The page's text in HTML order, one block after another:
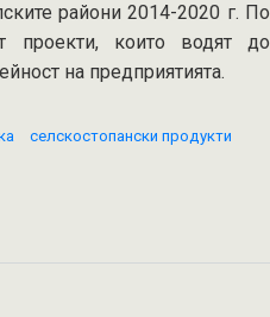
райони 2014-2020 г. По
проекти, които водят до
на предприятията.
селскостопански продукти